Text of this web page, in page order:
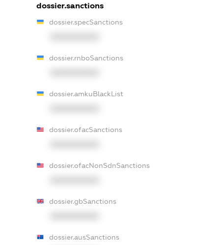
dossier.sanctions
dossier.specSanctions
dossier.rnboSanctions
dossier.amkuBlackList
dossier.ofacSanctions
dossier.ofacNonSdnSanctions
dossier.gbSanctions
dossier.ausSanctions